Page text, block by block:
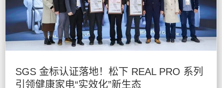
SGS 金标认证落地！松下 REAL PRO 系列
引领健康家电“实效化”新生态